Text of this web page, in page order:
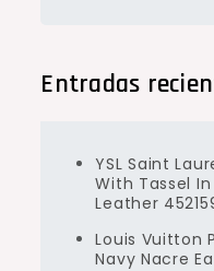
Entradas
YSL Saint
With Tassel
Leather
Louis Vuitton
Navy Nacre